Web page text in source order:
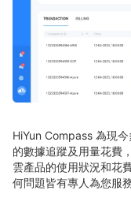
HiYun Compass 為現
的數據追蹤及用量花費
雲產品的使用狀況和花
何問題皆有專人為您服務